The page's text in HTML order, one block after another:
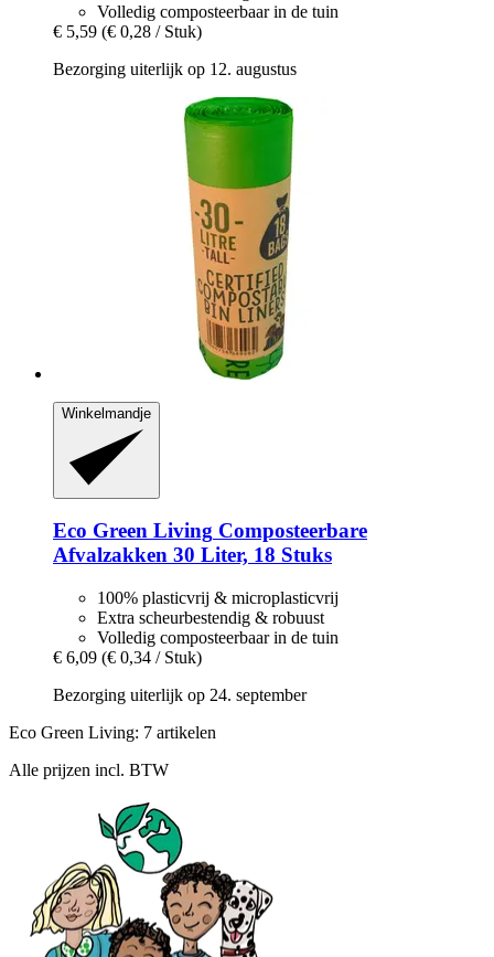
Volledig composteerbaar in de tuin
€ 5,59 (€ 0,28 / Stuk)
Bezorging uiterlijk op 12. augustus
Winkelmandje
Eco Green Living Composteerbare
Afvalzakken 30 Liter, 18 Stuks
100% plasticvrij & microplasticvrij
Extra scheurbestendig & robuust
Volledig composteerbaar in de tuin
€ 6,09 (€ 0,34 / Stuk)
Bezorging uiterlijk op 24. september
Eco Green Living: 7 artikelen
Alle prijzen incl. BTW